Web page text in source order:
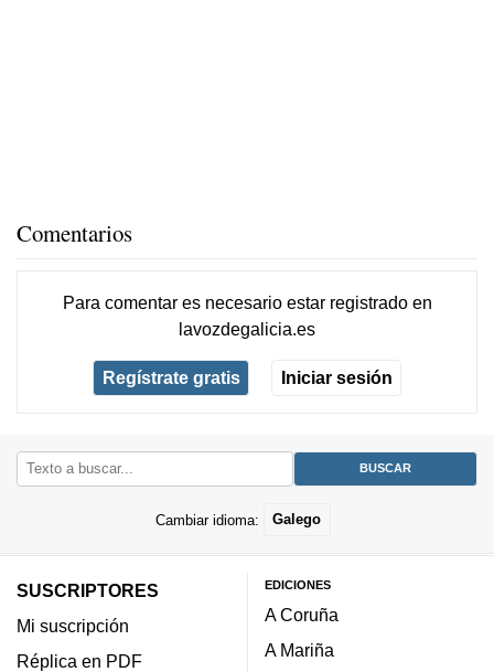
Comentarios
Para comentar es necesario estar registradoen
lavozdegalicia.es
Regístrate gratis Iniciar sesión
Cambiar idioma: Galego
SUSCRIPTORES
Mi suscripción
Réplica en PDF
EDICIONES
A Coruña
A Mariña